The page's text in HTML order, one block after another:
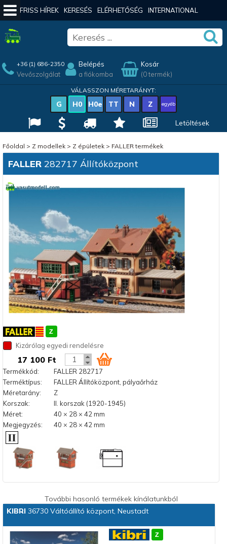
FRISS HÍREK KERESÉS ELÉRHETŐSÉG INTERNATIONAL
+36 (1) 686-2350
Vevőszolgálat
Belépés
a fiókomba
Kosár
(0 termék)
VÁLASSZON MÉRETARÁNYT:
G H0 H0e TT N Z egyéb
Letöltések
Főoldal > Z modellek> Z épületek> FALLER termékek
FALLER282717 Állítóközpont
Kizárólag egyedi rendelésre
17 100 Ft
Termékkód:
FALLER 282717
Terméktípus:
FALLER Állítóközpont, pályaőrház
Méretarány:
Z
Korszak:
II. korszak (1920-1945)
Méret:
40 × 28 × 42 mm
Megjegyzés:
40 × 28 × 42 mm
További hasonló termékek kínálatunkból
KIBRI36730 Váltóállító központ, Neustadt